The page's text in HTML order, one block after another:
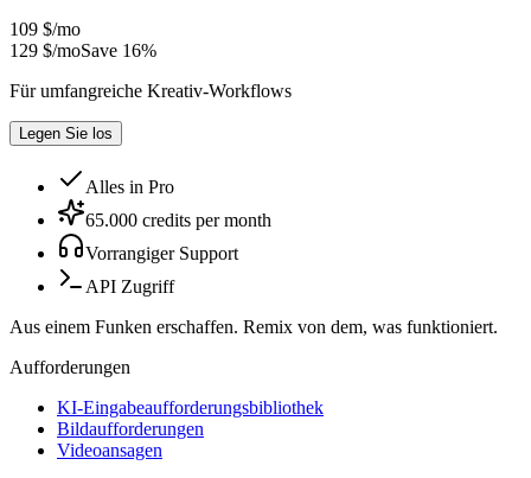
109 $/mo
129 $/moSave 16%
Für umfangreiche Kreativ-Workflows
Legen Sie los
Alles in Pro
65.000 credits per month
Vorrangiger Support
API Zugriff
Aus einem Funken erschaffen. Remix von dem, was funktioniert.
Aufforderungen
KI-Eingabeaufforderungsbibliothek
Bildaufforderungen
Videoansagen